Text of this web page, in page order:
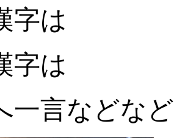
字は
字は
一言などなど